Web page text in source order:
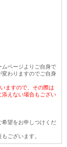
ページよりご自身で
わりますのでご自身
ますので、その際は
えない場合もござい
望をお申しつけくだ
ございます。